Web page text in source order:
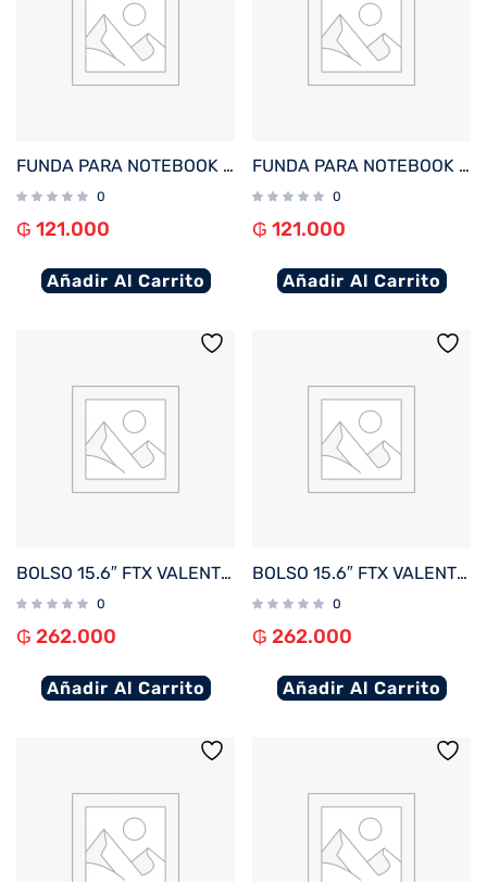
FUNDA PARA NOTEBOOK FTX SEDA-BD 14.1″ BORDO
0
₲ 121.000
Añadir Al Carrito
FUNDA PARA NOTEBOOK FTX SEDA-CR 14.1″ CREMA
0
₲ 121.000
Añadir Al Carrito
BOLSO 15.6″ FTX VALENTINA-GO VERDE OLIVA
0
₲ 262.000
Añadir Al Carrito
BOLSO 15.6″ FTX VALENTINA-BL AZUL
0
₲ 262.000
Añadir Al Carrito